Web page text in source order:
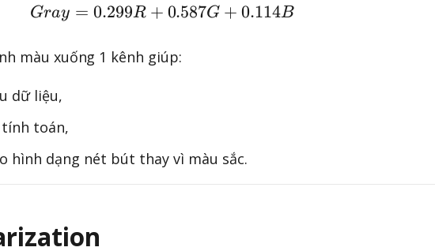
Gray = 0.299R + 0.587G + 0.114B
Gray = 0.299R + 0.587G + 0.114B
màu xuống 1 kênh giúp:
dữ liệu,
toán,
hình dạng nét bút thay vì màu sắc.